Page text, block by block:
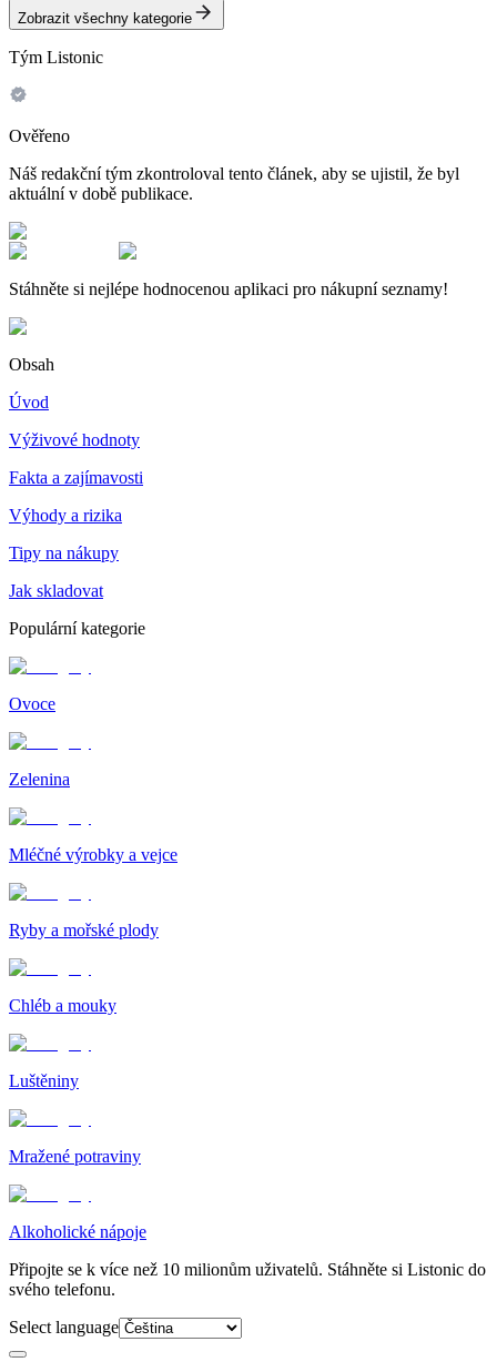
Zobrazit všechny kategorie
Tým Listonic
Ověřeno
Náš redakční tým zkontroloval tento článek, aby se ujistil, že byl
aktuální v době publikace.
Stáhněte si nejlépe hodnocenou aplikaci pro nákupní seznamy!
Obsah
Úvod
Výživové hodnoty
Fakta a zajímavosti
Výhody a rizika
Tipy na nákupy
Jak skladovat
Populární kategorie
Ovoce
Zelenina
Mléčné výrobky a vejce
Ryby a mořské plody
Chléb a mouky
Luštěniny
Mražené potraviny
Alkoholické nápoje
Připojte se k více než 10 milionům uživatelů. Stáhněte si Listonic do
svého telefonu.
Select language